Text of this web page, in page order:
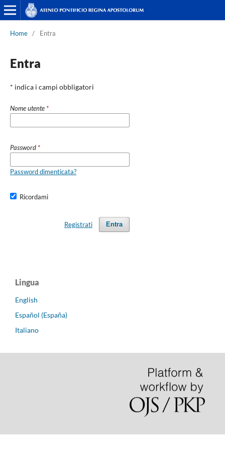
Home / Entra
Entra
* indica i campi obbligatori
Nome utente *
Password *
Password dimenticata?
Ricordami
Entra
Registrati
Lingua
English
Español (España)
Italiano